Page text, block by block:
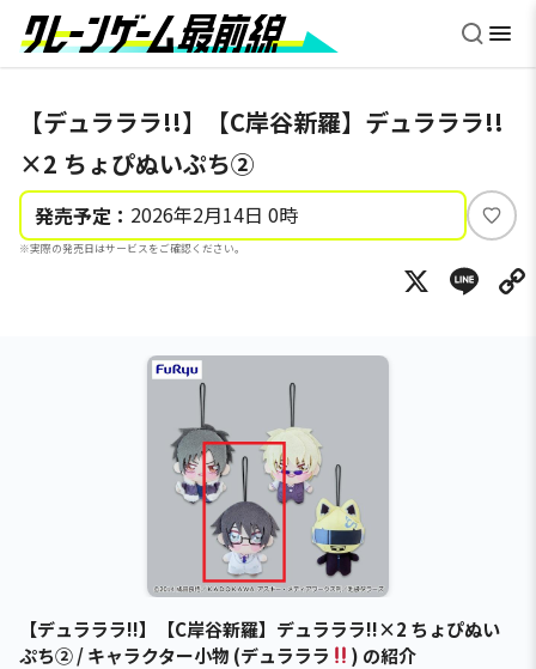
【デュラララ!!】【C岸谷新羅】デュラララ!!
×2 ちょぴぬいぷち②
発売予定： 2026年2月14日 0時
※実際の発売日はサービスをご確認ください。
い
ね
X
【デュラララ!!】【C岸谷新羅】デュラララ!!×2 ちょぴぬい
ぷち② / キャラクター小物 (デュラララ
) の紹介